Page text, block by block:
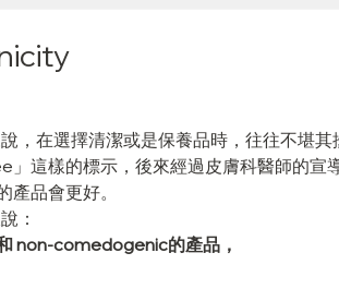
，在選擇清潔或是保養品時，往往不堪其
這樣的標示，後來經過皮膚科醫師的宣
品會更好。
：
non-comedogenic的產品，